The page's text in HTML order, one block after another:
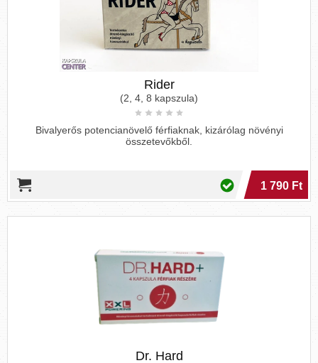
Rider
(2, 4, 8 kapszula)
Bivalyerős potencianövelő férfiaknak, kizárólag növényi
összetevőkből.
1 790 Ft
Dr. Hard